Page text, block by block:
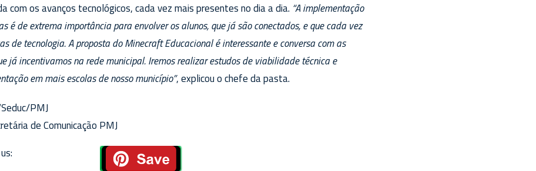
com os avanços tecnológicos, cada vez mais presentes no dia a dia. “A implementação
é de extrema importância para envolver os alunos, que já são conectados, e que cada vez
de tecnologia. A proposta do Minecraft Educacional é interessante e conversa com as
já incentivamos na rede municipal. Iremos realizar estudos de viabilidade técnica e
em mais escolas de nosso município”, explicou o chefe da pasta.
PMJ
de Comunicação PMJ